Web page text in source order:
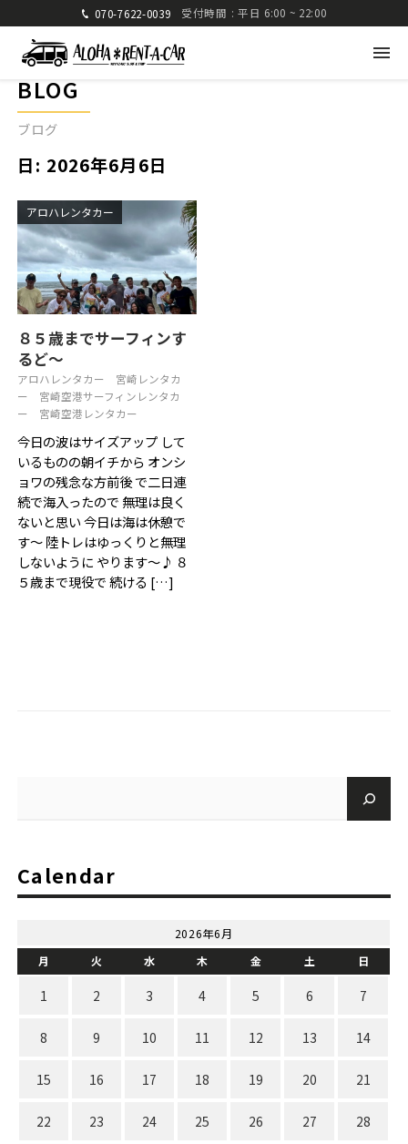
070-7622-0039 受付時間 : 平日 6:00 ~ 22:00
BLOG
ブログ
日: 2026年6月6日
アロハレンタカー
８５歳までサーフィンす
るど〜
アロハレンタカー
宮崎レンタカ
ー
宮崎空港サーフィンレンタカ
ー
宮崎空港レンタカー
今日の波はサイズアップ して
いるものの朝イチから オンシ
ョワの残念な方前後 で二日連
続で海入ったので 無理は良く
ないと思い 今日は海は休憩で
す〜 陸トレはゆっくりと無理
しないように やります〜♪ ８
５歳まで現役で 続ける […]
Calendar
2026年6月
月
火 水 木 金 土 日
1 2 3 4 5 6 7
8 9 10 11 12 13 14
15 16 17 18 19 20 21
22 23 24 25 26 27 28
アロハレンタカー
〒880-0824 宮崎県宮崎市大島町高崎416-1
九州運輸局宮崎運輸支局 認可 第285号
TEL: 070-7622-0039
FAX: 0985-25-2832
お電話で問い合わせ
SERVICES
サーフガイド サーフレッスン
写真サービス
よくあるご質問